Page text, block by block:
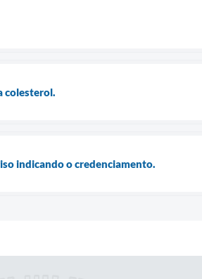
colesterol.
indicando o credenciamento.